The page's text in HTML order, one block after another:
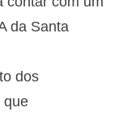
da Santa
dos
que